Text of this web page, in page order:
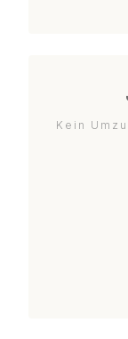
Kein